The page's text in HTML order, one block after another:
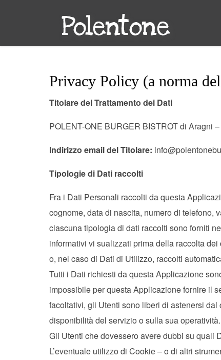
Privacy Policy (a norma
Titolare del Trattamento dei Dati
POLENT-ONE BURGER BISTROT di Aragni
Indirizzo email del Titolare:
Tipologie di Dati raccolti
Fra i Dati Personali raccolti da questa
cognome, data di nascita, numero di telefono,
ciascuna tipologia di dati raccolti sono forniti
informativi vi sualizzati prima della raccolta
o, nel caso di Dati di Utilizzo, raccolti
Tutti i Dati richiesti da questa Applicazione
impossibile per questa Applicazione fornire il
facoltativi, gli Utenti sono liberi di astenersi
disponibilità del servizio o sulla sua operatività.
Gli Utenti che dovessero avere dubbi su quali
L’eventuale utilizzo di Cookie – o di altri